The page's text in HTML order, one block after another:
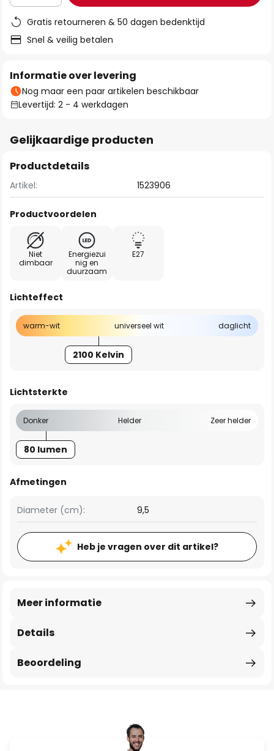
Gratis retourneren & 50 dagen bedenktijd
Snel & veilig betalen
Informatie over levering
Nog maar een paar artikelen beschikbaar
Levertijd: 2 - 4 werkdagen
Gelijkaardige producten
Productdetails
Artikel: 1523906
Productvoordelen
Niet
dimbaar
Energiezui
nig en
duurzaam
E27
Lichteffect
warm-wit universeel wit daglicht
2100 Kelvin
Lichtsterkte
Donker Helder Zeer helder
80 lumen
Afmetingen
Diameter (cm): 9,5
Heb je vragen over dit artikel?
Details
Meer informatie
Beoordeling